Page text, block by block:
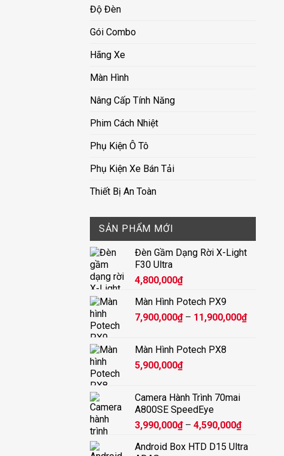
Độ Đèn
Gói Combo
Hãng Xe
Màn Hình
Nâng Cấp Tính Năng
Phim Cách Nhiệt
Phụ Kiện Ô Tô
Phụ Kiện Xe Bán Tải
Thiết Bị An Toàn
SẢN PHẨM MỚI
Đèn Gầm Dạng Rời X-Light
F30 Ultra
4,800,000₫
Màn Hình Potech PX9
7,900,000₫ – 11,900,000₫Khoảng
Màn Hình Potech PX8
5,900,000₫
Camera Hành Trình 70mai
A800SE SpeedEye
3,990,000₫ – 4,590,000₫Khoảng
từ
Android Box HTD D15 Ultra